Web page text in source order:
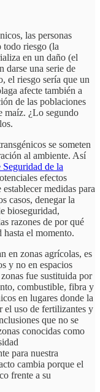
las personas
todo riesgo (la
en un daño (el
darse una serie de
el riesgo sería que un
afecte también a
de las poblaciones
maíz. ¿Lo segundo
se someten
al ambiente. Así
de la
efectos
medidas para
casos, denegar la
bioseguridad,
razones de por qué
hasta el momento.
en zonas agrícolas, es
y no en espacios
fue sustituida por
combustible, fibra y
en lugares donde la
el uso de fertilizantes y
que no se
conocidas como
para nuestra
cambia porque el
frente a su